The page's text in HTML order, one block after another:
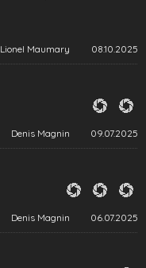
Lionel Maumary 08.10.2025
Denis Magnin 09.07.2025
Denis Magnin 06.07.2025